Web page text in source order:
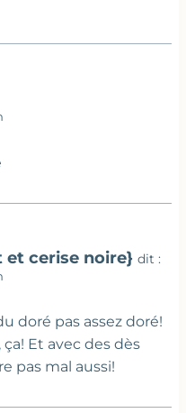
et cerise noire} dit :
doré pas assez doré!
Et avec des dès
pas mal aussi!